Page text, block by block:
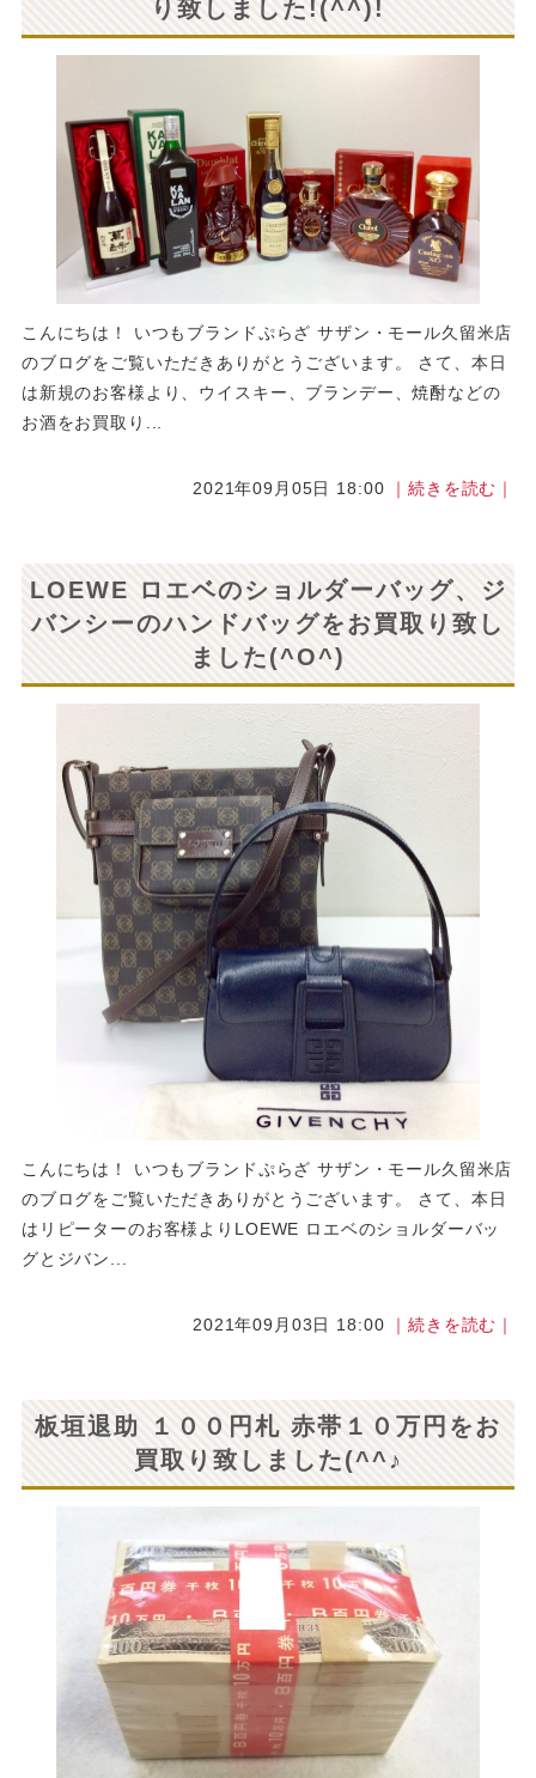
り致しました!(^^)!
こんにちは！ いつもブランドぷらざ サザン・モール久留米店
のブログをご覧いただきありがとうございます。 さて、本日
は新規のお客様より、ウイスキー、ブランデー、焼酎などの
お酒をお買取り...
2021年09月05日 18:00 ｜続きを読む｜
LOEWE ロエベのショルダーバッグ、ジ
バンシーのハンドバッグをお買取り致し
ました(^O^)
こんにちは！ いつもブランドぷらざ サザン・モール久留米店
のブログをご覧いただきありがとうございます。 さて、本日
はリピーターのお客様よりLOEWE ロエベのショルダーバッ
グとジバン...
2021年09月03日 18:00 ｜続きを読む｜
板垣退助 １００円札 赤帯１０万円をお
買取り致しました(^^♪